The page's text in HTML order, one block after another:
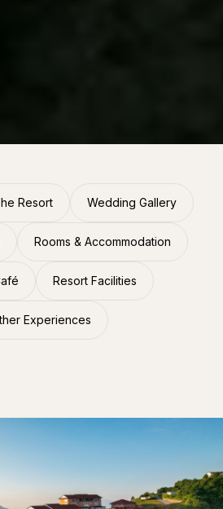
Resort Wedding Gallery
Rooms & Accommodation
Resort Facilities
Experiences